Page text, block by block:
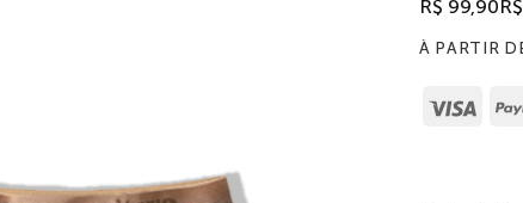
R$ 99,90R$
À PARTIR
Visa